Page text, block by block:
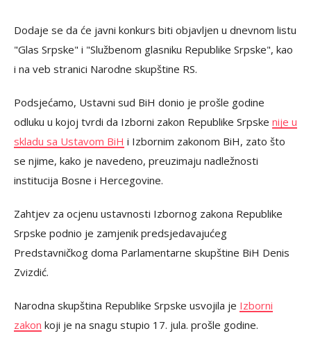
Dodaje se da će javni konkurs biti objavljen u dnevnom listu
"Glas Srpske" i "Službenom glasniku Republike Srpske", kao
i na veb stranici Narodne skupštine RS.
Podsjećamo, Ustavni sud BiH donio je prošle godine
odluku u kojoj tvrdi da Izborni zakon Republike Srpske nije u
skladu sa Ustavom BiH i Izbornim zakonom BiH, zato što
se njime, kako je navedeno, preuzimaju nadležnosti
institucija Bosne i Hercegovine.
Zahtjev za ocjenu ustavnosti Izbornog zakona Republike
Srpske podnio je zamjenik predsjedavajućeg
Predstavničkog doma Parlamentarne skupštine BiH Denis
Zvizdić.
Narodna skupština Republike Srpske usvojila je Izborni
zakon koji je na snagu stupio 17. jula. prošle godine.